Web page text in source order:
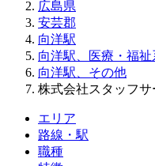
広島県
安芸郡
向洋駅
向洋駅、医療・福祉
向洋駅、その他
株式会社スタッフサ
エリア
路線・駅
職種